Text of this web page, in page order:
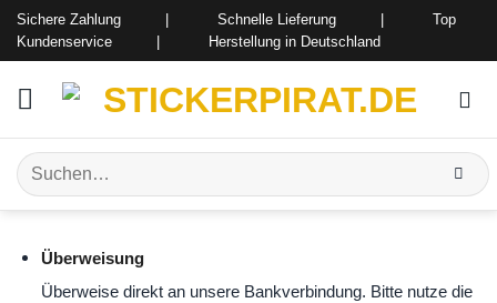
Zum
Inhalt
Sichere Zahlung | Schnelle Lieferung | Top
Kundenservice | Herstellung in Deutschland
Suchen
nach:
Überweisung
Überweise direkt an unsere Bankverbindung. Bitte nutze die